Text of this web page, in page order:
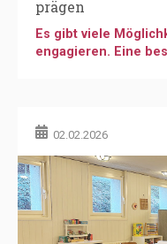
Ein unglaublicher
Ende letzten Jahres
vier Standorte der...